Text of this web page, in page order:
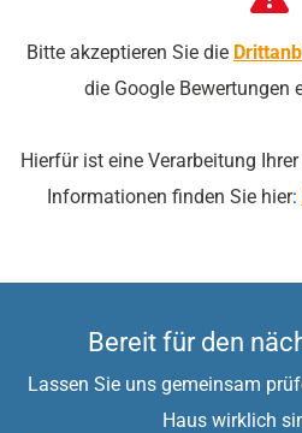
Bitte akzeptieren Sie die
die Google Bewertungen
Hierfür ist eine Verarbeitung
Informationen finden Sie hier:
Bereit für den
Lassen Sie uns gemeinsam
Haus wirklich